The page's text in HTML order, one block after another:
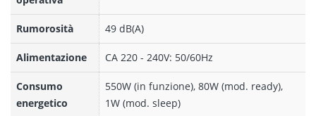
Rumorosità 49 dB(A)
Alimentazione CA 220 - 240V: 50/60Hz
Consumo
energetico
550W (in funzione), 80W (mod. ready),
1W (mod. sleep)